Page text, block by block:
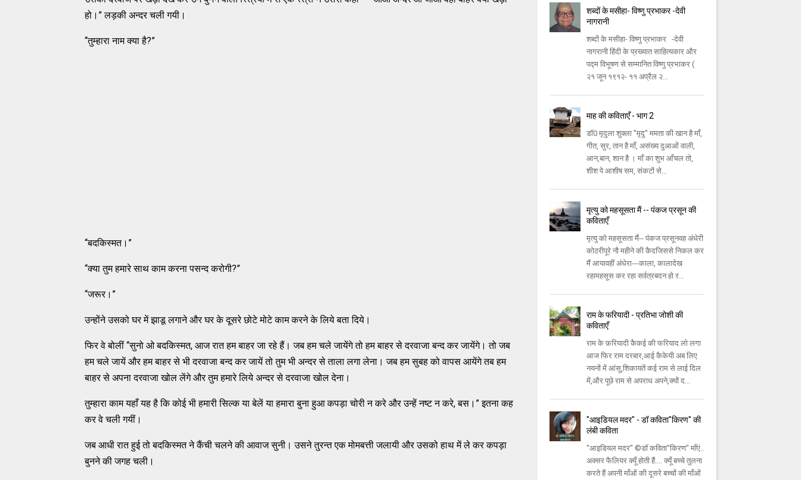
हो।” लड़की अन्दर चली गयी।
“तुम्हारा नाम क्या है?”
“बदकिस्मत।”
“क्या तुम हमारे साथ काम करना पसन्द करोगी?”
“जरूर।”
उन्होंने उसको घर में झाडू लगाने और घर के दूसरे छोटे मोटे काम करने के लिये बता दिये।
फिर वे बोलीं “सुनो ओ बदकिस्मत, आज रात हम बाहर जा रहे हैं। जब हम चले जायेंगे तो हम बाहर से दरवाजा बन्द कर जायेंगे। तो जब
हम चले जायें और हम बाहर से भी दरवाजा बन्द कर जायें तो तुम भी अन्दर से ताला लगा लेना। जब हम सुबह को वापस आयेंगे तब हम
बाहर से अपना दरवाजा खोल लेंगे और तुम हमारे लिये अन्दर से दरवाजा खोल देना।
तुम्हारा काम यहाँ यह है कि कोई भी हमारी सिल्क या बेलें या हमारा बुना हुआ कपड़ा चोरी न करे और उन्हें नष्ट न करे, बस।” इतना कह
कर वे चली गयीं।
जब आधी रात हुई तो बदकिस्मत ने कैंची चलने की आवाज सुनी। उसने तुरन्त एक मोमबत्ती जलायी और उसको हाथ में ले कर कपड़ा
बुनने की जगह चली।
शब्दों के मसीहा- विष्णु प्रभाकर -देवी
नागरानी
शब्दों के मसीहा- विष्णु प्रभाकर -देवी
नागरानी हिंदी के प्रख्यात साहित्यकार और
पद्म विभूषण से सम्मानित विष्णु प्रभाकर (
२१ जून १९१२- ११ अप्रैल २...
माह की कविताएँ - भाग 2
डॉ0 मृदुला शुक्ला "मृदु" ममता की खान है माँ,
गीत, सुर, तान है माँ, असंख्य दुआओं वाली,
आन,बान, शान है । माँ का शुभ आँचल तो,
शीश पे आशीष सम, संकटों से...
मृत्यु को महसूसता मैं -- पंकज प्रसून की
कविताएँ
मृत्यु को महसूसता मैं-- पंकज प्रसूनवह अंधेरी
कोठरीपूरे नौ महीने की कैदजिससे निकल कर
मैं आयावहीं अंधेरा---काला, कालादेख
रहामहसूस कर रहा सर्वत्रबदन हो र...
राम के फरियादी - प्रतिभा जोशी की
कविताएँ
राम के फ़रियादी कैकई की फरियाद लो लगा
आज फिर राम दरबार,आई कैकेयी अब लिए
नयनों में आंसू,शिकायतें कई राम से लाई दिल
में,और पूछे राम से अपराध अपने,क्यों द...
"आइडियल मदर" - डॉ कविता"किरण" की
लंबी कविता
"आइडियल मदर" ©डॉ कविता"किरण" माँएं..
अक्सर फैलियर क्यूँ होती हैं.... क्यूँ बच्चे तुलना
करते हैं अपनी माँओं की दूसरे बच्चों की माँओं